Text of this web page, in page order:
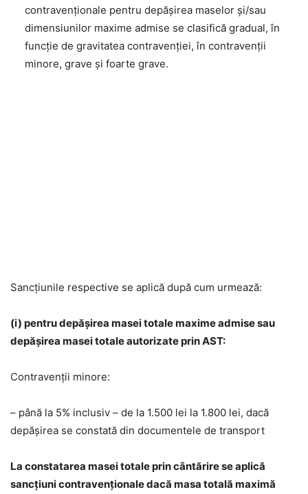
contravenționale pentru depășirea maselor și/sau
dimensiunilor maxime admise se clasifică gradual, în
funcție de gravitatea contravenției, în contravenții
minore, grave și foarte grave.
Sancțiunile respective se aplică după cum urmează:
(i) pentru depășirea masei totale maxime admise sau
depășirea masei totale autorizate prin AST:
Contravenții minore:
– până la 5% inclusiv – de la 1.500 lei la 1.800 lei, dacă
depășirea se constată din documentele de transport
La constatarea masei totale prin cântărire se aplică
sancțiuni contravenționale dacă masa totală maximă